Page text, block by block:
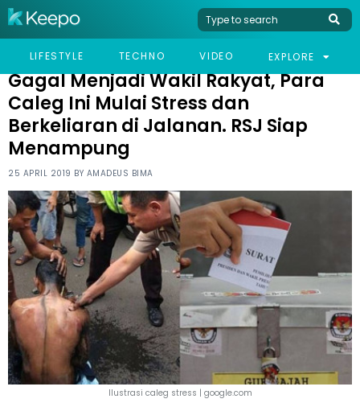
LIFESTYLE TECHNO VIDEO EXPLORE
HOME VIRAL
GAGAL MENJADI WAKIL RAKYAT, PARA CALEG INI MULAI STRESS
Gagal Menjadi Wakil Rakyat, Para
Caleg Ini Mulai Stress dan
Berkeliaran di Jalanan. RSJ Siap
Menampung
25 APRIL 2019 BY AMADEUS BIMA
Ilustrasi caleg stress | google.com